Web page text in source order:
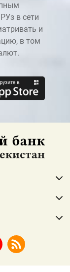
в сети
и
в том